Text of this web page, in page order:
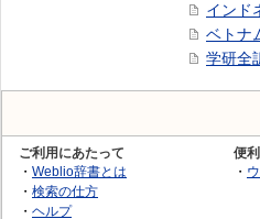
インド
ベトナ
学研全
ご利用にあたって
・ Weblio辞書とは
・ 検索の仕方
・ ヘルプ
便
・